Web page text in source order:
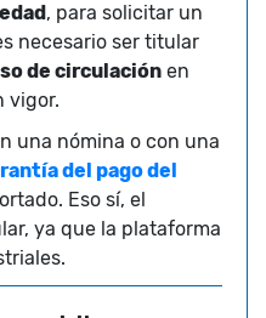
, para solicitar un
necesario ser titular
de circulación en
vigor.
una nómina o con una
del pago del
Eso sí, el
ya que la plataforma